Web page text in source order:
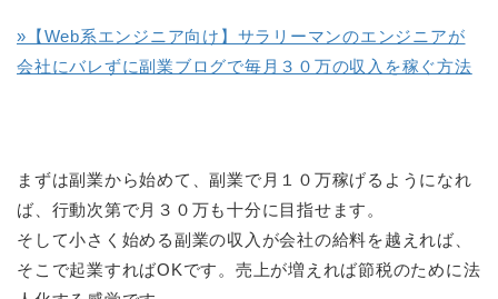
»【Web系エンジニア向け】サラリーマンのエンジニアが
会社にバレずに副業ブログで毎月３０万の収入を稼ぐ方法
まずは副業から始めて、副業で月１０万稼げるようになれ
ば、行動次第で月３０万も十分に目指せます。
そして小さく始める副業の収入が会社の給料を越えれば、
そこで起業すればOKです。売上が増えれば節税のために法